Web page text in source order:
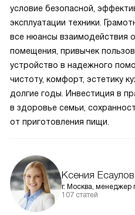
условие безопасной,
эксплуатации техники.
все нюансы взаимодействия
помещения, привычек
устройство в надежного
чистоту, комфорт, эстетику
долгие годы. Инвестиция в
в здоровье семьи,
от приготовления пищи.
Ксения
г. Москва, менеджер
107 статей